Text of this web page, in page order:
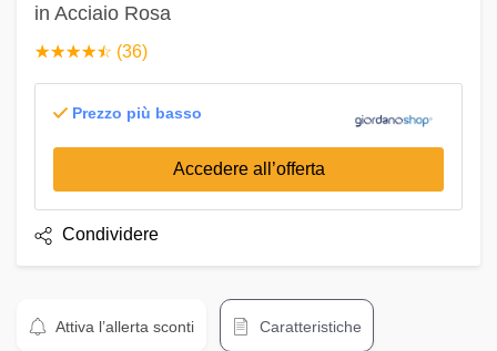
in Acciaio Rosa
☆☆☆☆☆
★★★★★ (36)
Prezzo più basso
Accedere all’offerta
Condividere
Attiva l’allerta sconti Caratteristiche